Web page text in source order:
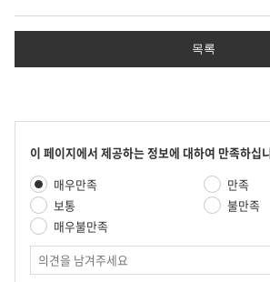
목록
콘
츠
만
족
도
조
사
이 페이지에서 제공하는 정보에 대하여 만족하십
만
족
도
평
가
매우만족
만족
보통
불만족
매우불만족
견